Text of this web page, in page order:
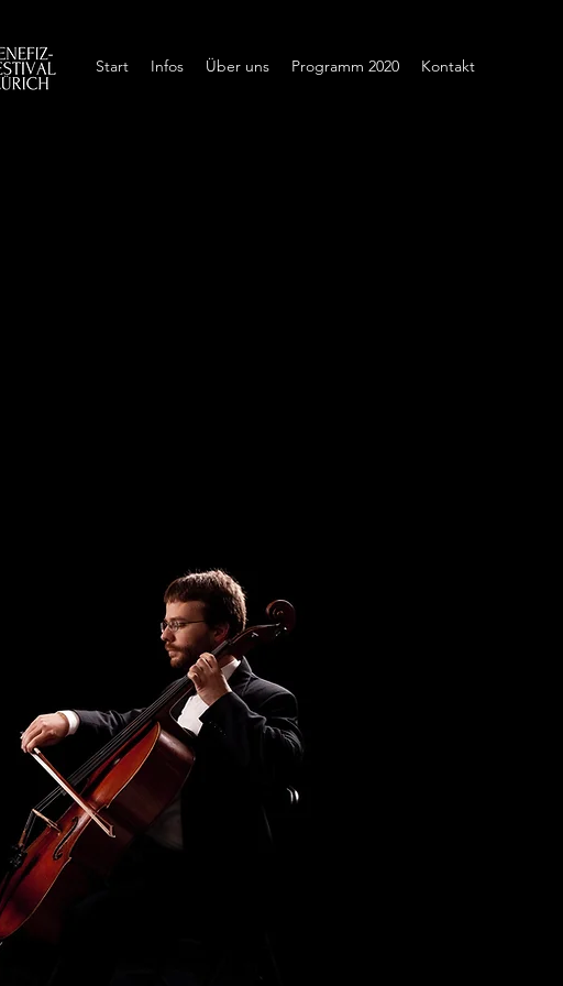
Start Infos Über uns Programm 2020 Kontakt